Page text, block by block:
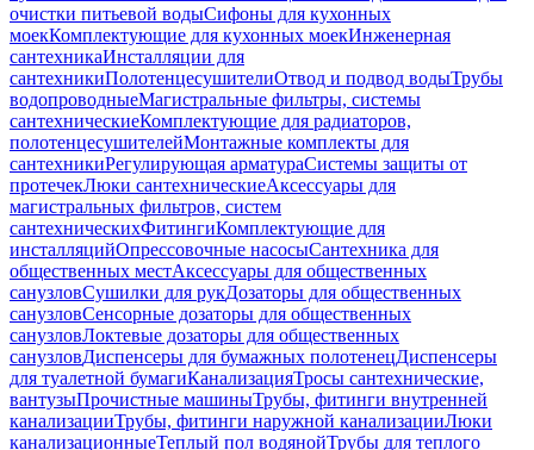
очистки питьевой водыСифоны для кухонных
моекКомплектующие для кухонных моекИнженерная
сантехникаИнсталляции для
сантехникиПолотенцесушителиОтвод и подвод водыТрубы
водопроводныеМагистральные фильтры, системы
сантехническиеКомплектующие для радиаторов,
полотенцесушителейМонтажные комплекты для
сантехникиРегулирующая арматураСистемы защиты от
протечекЛюки сантехническиеАксессуары для
магистральных фильтров, систем
сантехническихФитингиКомплектующие для
инсталляцийОпрессовочные насосыСантехника для
общественных местАксессуары для общественных
санузловСушилки для рукДозаторы для общественных
санузловСенсорные дозаторы для общественных
санузловЛоктевые дозаторы для общественных
санузловДиспенсеры для бумажных полотенецДиспенсеры
для туалетной бумагиКанализацияТросы сантехнические,
вантузыПрочистные машиныТрубы, фитинги внутренней
канализацииТрубы, фитинги наружной канализацииЛюки
канализационныеТеплый пол водянойТрубы для теплого